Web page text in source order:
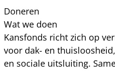
Doneren
Wat we doen
Kansfonds richt zich op
voor dak- en
en sociale uitsluiting.